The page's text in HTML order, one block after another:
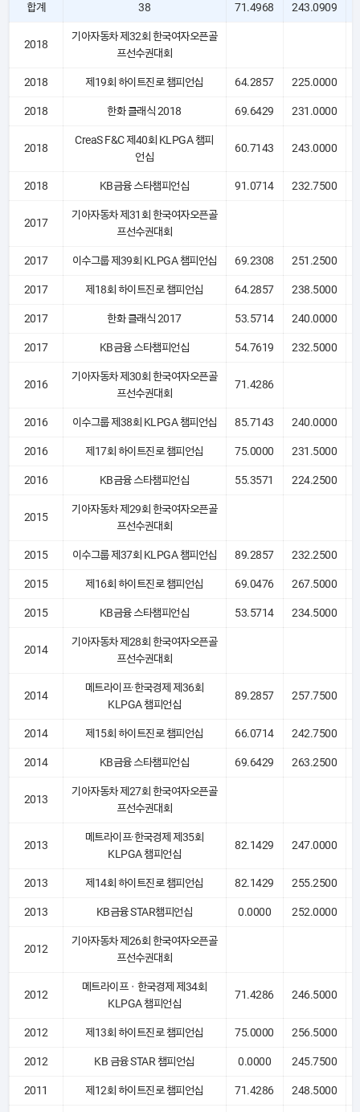
합계 38 71.4968 243.0909
2018
기아자동차 제32회 한국여자오픈골
프선수권대회
2018 제19회 하이트진로 챔피언십 64.2857 225.0000
2018 한화 클래식 2018 69.6429 231.0000
2018
CreaS F&C 제40회 KLPGA 챔피
언십
60.7143 243.0000
2018 KB금융 스타챔피언십 91.0714 232.7500
2017
기아자동차 제31회 한국여자오픈골
프선수권대회
2017 이수그룹 제39회 KLPGA 챔피언십 69.2308 251.2500
2017 제18회 하이트진로 챔피언십 64.2857 238.5000
2017 한화 클래식 2017 53.5714 240.0000
2017 KB금융 스타챔피언십 54.7619 232.5000
2016
기아자동차 제30회 한국여자오픈골
프선수권대회
71.4286
2016 이수그룹 제38회 KLPGA 챔피언십 85.7143 240.0000
2016 제17회 하이트진로 챔피언십 75.0000 231.5000
2016 KB금융 스타챔피언십 55.3571 224.2500
2015
기아자동차 제29회 한국여자오픈골
프선수권대회
2015 이수그룹 제37회 KLPGA 챔피언십 89.2857 232.2500
2015 제16회 하이트진로 챔피언십 69.0476 267.5000
2015 KB금융 스타챔피언십 53.5714 234.5000
2014
기아자동차 제28회 한국여자오픈골
프선수권대회
2014
메트라이프·한국경제 제36회
KLPGA 챔피언십
89.2857 257.7500
2014 제15회 하이트진로 챔피언십 66.0714 242.7500
2014 KB금융 스타챔피언십 69.6429 263.2500
2013
기아자동차 제27회 한국여자오픈골
프선수권대회
2013
메트라이프·한국경제 제35회
KLPGA 챔피언십
82.1429 247.0000
2013 제14회 하이트진로 챔피언십 82.1429 255.2500
2013 KB금융 STAR챔피언십 0.0000 252.0000
2012
기아자동차 제26회 한국여자오픈골
프선수권대회
2012
메트라이프ㆍ한국경제 제34회
KLPGA 챔피언십
71.4286 246.5000
2012 제13회 하이트진로 챔피언십 75.0000 256.5000
2012 KB 금융 STAR 챔피언십 0.0000 245.7500
2011 제12회 하이트진로 챔피언십 71.4286 248.5000